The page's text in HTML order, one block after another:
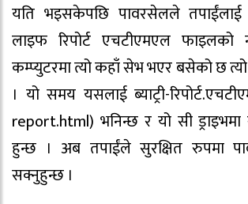
यति भइसकेपछि पावरसेलले तपाईंलाई
लाइफ रिपोर्ट एचटीएमएल फाइलको
कम्प्युटरमा त्यो कहाँ सेभ भएर बसेको छ
। यो समय यसलाई ब्याट्री-
report.html) भनिन्छ र यो सी
हुन्छ । अब तपाईंले सुरक्षित रुपमा
सक्नुहुन्छ ।